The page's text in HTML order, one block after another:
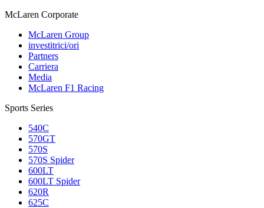
McLaren Corporate
McLaren Group
investitrici/ori
Partners
Carriera
Media
McLaren F1 Racing
Sports Series
540C
570GT
570S
570S Spider
600LT
600LT Spider
620R
625C